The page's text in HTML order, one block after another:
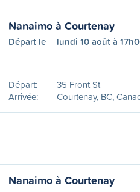
Nanaimo à Courtenay
Départ le lundi 10 août à
Départ:
35 Front St
Arrivée:
Courtenay, BC,
Nanaimo à Courtenay